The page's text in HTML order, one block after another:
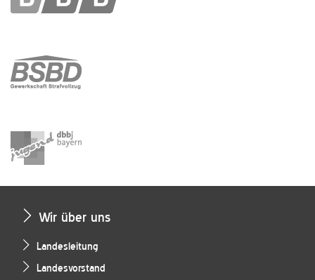
Wir über uns
Landesleitung
Landesvorstand